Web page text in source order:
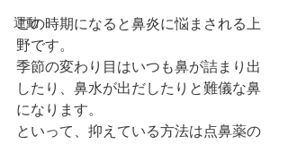
運動
この時期になると鼻炎に悩まされる上
野です。
季節の変わり目はいつも鼻が詰まり出
したり、鼻水が出だしたりと難儀な鼻
になります。
といって、抑えている方法は点鼻薬の